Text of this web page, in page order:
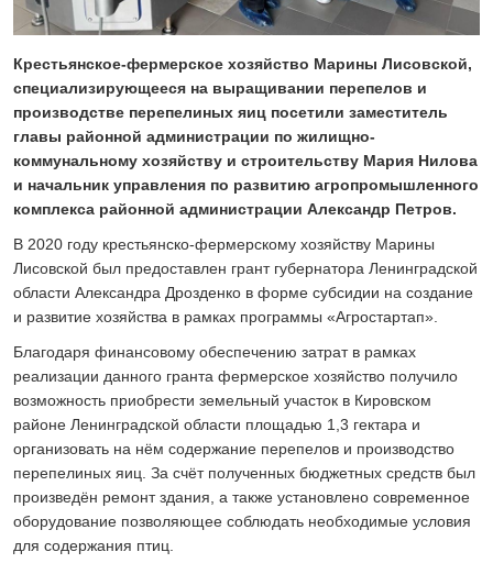
24 ИЮЛЯ 2026
ОБЩЕСТВО
Скоро в школу!
24 ИЮЛЯ 2026
ОБЩЕСТВО
Спрашивали? Отвечаем!
04 АВГУСТА 2026
Крестьянское-фермерское хозяйство Марины Лисовской,
специализирующееся на выращивании перепелов и
производстве перепелиных яиц посетили заместитель
главы районной администрации по жилищно-
коммунальному хозяйству и строительству Мария Нилова
и начальник управления по развитию агропромышленного
комплекса районной администрации Александр Петров.
В 2020 году крестьянско-фермерскому хозяйству Марины
Лисовской был предоставлен грант губернатора Ленинградской
области Александра Дрозденко в форме субсидии на создание
и развитие хозяйства в рамках программы «Агростартап».
Благодаря финансовому обеспечению затрат в рамках
реализации данного гранта фермерское хозяйство получило
возможность приобрести земельный участок в Кировском
районе Ленинградской области площадью 1,3 гектара и
организовать на нём содержание перепелов и производство
перепелиных яиц. За счёт полученных бюджетных средств был
произведён ремонт здания, а также установлено современное
оборудование позволяющее соблюдать необходимые условия
для содержания птиц.